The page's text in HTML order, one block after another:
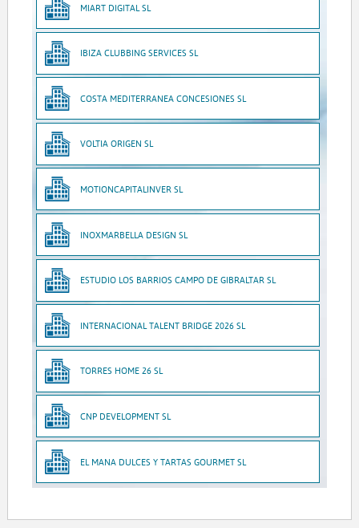
MIART DIGITAL SL
IBIZA CLUBBING SERVICES SL
COSTA MEDITERRANEA CONCESIONES SL
VOLTIA ORIGEN SL
MOTIONCAPITALINVER SL
INOXMARBELLA DESIGN SL
ESTUDIO LOS BARRIOS CAMPO DE GIBRALTAR SL
INTERNACIONAL TALENT BRIDGE 2026 SL
TORRES HOME 26 SL
CNP DEVELOPMENT SL
EL MANA DULCES Y TARTAS GOURMET SL